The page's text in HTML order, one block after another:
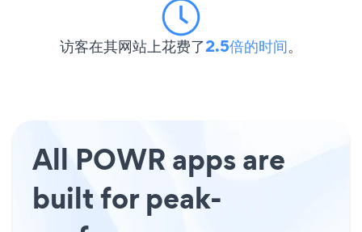
访客在其网站上花费了2.5倍的时间。
All POWR apps are
built for peak-